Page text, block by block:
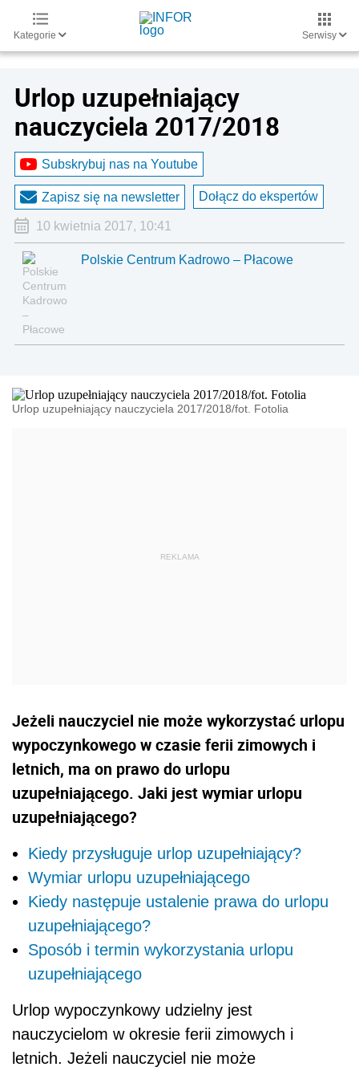
Kategorie Serwisy
Urlop uzupełniający
nauczyciela 2017/2018
Subskrybuj nas na Youtube
Zapisz się na newsletter Dołącz do ekspertów
10 kwietnia 2017, 10:41
Polskie Centrum Kadrowo – Płacowe
Urlop uzupełniający nauczyciela 2017/2018/fot. Fotolia
Jeżeli nauczyciel nie może wykorzystać urlopu
wypoczynkowego w czasie ferii zimowych i
letnich, ma on prawo do urlopu
uzupełniającego. Jaki jest wymiar urlopu
uzupełniającego?
Kiedy przysługuje urlop uzupełniający?
Wymiar urlopu uzupełniającego
Kiedy następuje ustalenie prawa do urlopu
uzupełniającego?
Sposób i termin wykorzystania urlopu
uzupełniającego
Urlop wypoczynkowy udzielny jest
nauczycielom w okresie ferii zimowych i
letnich. Jeżeli nauczyciel nie może